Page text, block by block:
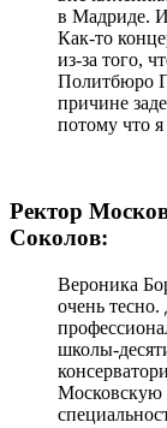
в Мадриде.
Как-то
из-за того,
Политбюро
причине
потому что
Ректор
Соколов:
Вероника
очень
школы-
Московскую